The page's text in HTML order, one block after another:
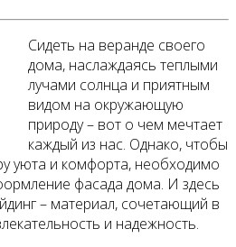
Сидеть на веранде своего
дома, наслаждаясь теплыми
лучами солнца и приятным
видом на окружающую
природу – вот о чем мечтает
каждый из нас. Однако, чтобы
уюта и комфорта, необходимо
фасада дома. И здесь
– материал, сочетающий в
и надежность.